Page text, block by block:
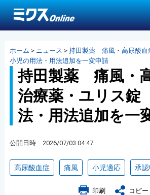
ホーム > ニュース > 持田製薬 痛風・高尿酸血
小児の用法・用法追加を一変申請
持田製薬 痛風・
治療薬・ユリス
法・用法追加を一
公開日時 2026/07/03 04:47
高尿酸血症 痛風 小児適応 承
印刷 コピー